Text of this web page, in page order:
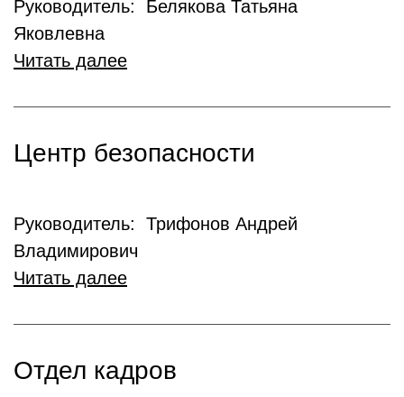
Руководитель: Белякова Татьяна
Яковлевна
Читать далее
Центр безопасности
Руководитель: Трифонов Андрей
Владимирович
Читать далее
Отдел кадров